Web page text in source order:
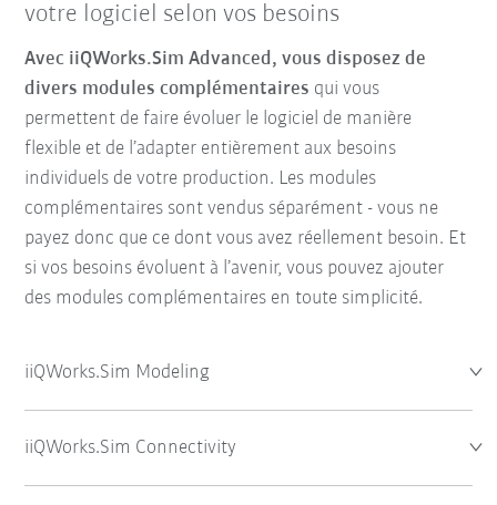
votre logiciel selon vos besoins
Avec iiQWorks.Sim Advanced, vous disposez de
divers modules complémentaires qui vous
permettent de faire évoluer le logiciel de manière
flexible et de l’adapter entièrement aux besoins
individuels de votre production. Les modules
complémentaires sont vendus séparément - vous ne
payez donc que ce dont vous avez réellement besoin. Et
si vos besoins évoluent à l’avenir, vous pouvez ajouter
des modules complémentaires en toute simplicité.
iiQWorks.Sim Modeling
iiQWorks.Sim Connectivity